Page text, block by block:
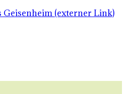
Geisenheim (externer Link)